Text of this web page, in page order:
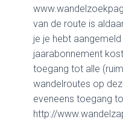
van de route is
je je hebt
jaarabonnement
toegang tot alle
wandelroutes op
eveneens toegang
http://